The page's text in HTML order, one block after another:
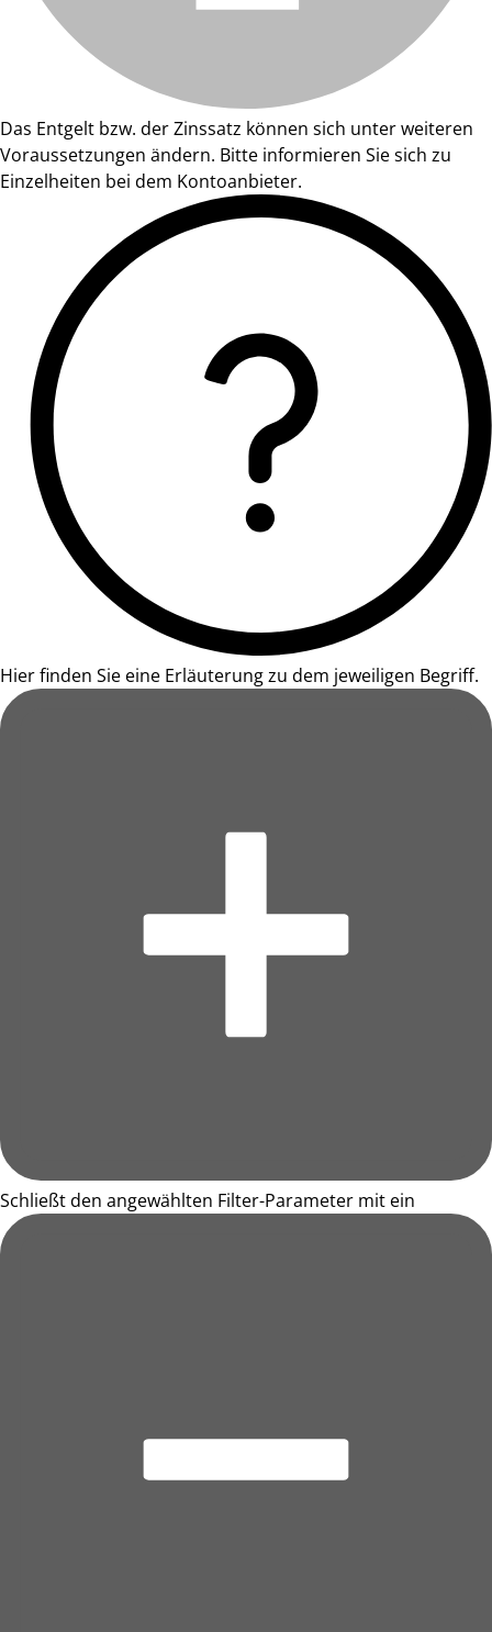
Das Entgelt bzw. der Zinssatz können sich unter weiteren
Voraussetzungen ändern. Bitte informieren Sie sich zu
Einzelheiten bei dem Kontoanbieter.
Hier finden Sie eine Erläuterung zu dem jeweiligen Begriff.
Schließt den angewählten Filter-Parameter mit ein